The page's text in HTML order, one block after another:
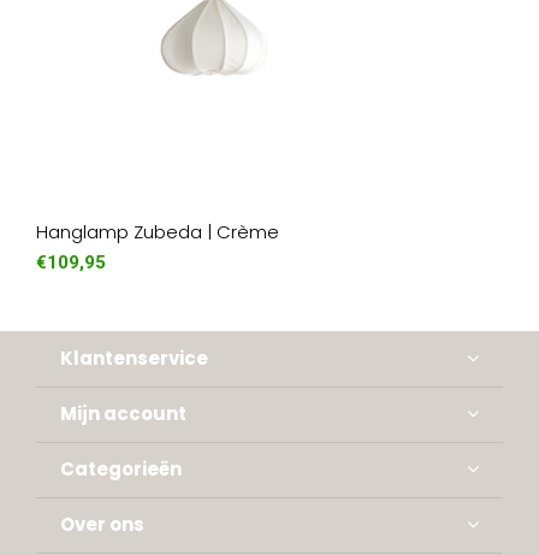
Hanglamp Zubeda | Crème
€109,95
Klantenservice
Mijn account
Categorieën
Over ons